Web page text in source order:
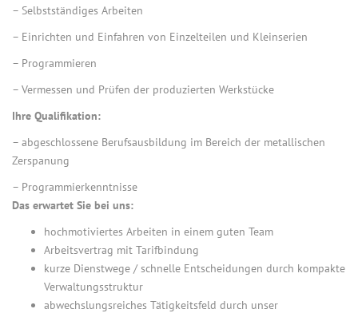
– Selbstständiges Arbeiten
– Einrichten und Einfahren von Einzelteilen und Kleinserien
– Programmieren
– Vermessen und Prüfen der produzierten Werkstücke
Ihre Qualifikation:
– abgeschlossene Berufsausbildung im Bereich der metallischen
Zerspanung
– Programmierkenntnisse
Das erwartet Sie bei uns:
hochmotiviertes Arbeiten in einem guten Team
Arbeitsvertrag mit Tarifbindung
kurze Dienstwege / schnelle Entscheidungen durch kompakte
Verwaltungsstruktur
abwechslungsreiches Tätigkeitsfeld durch unser